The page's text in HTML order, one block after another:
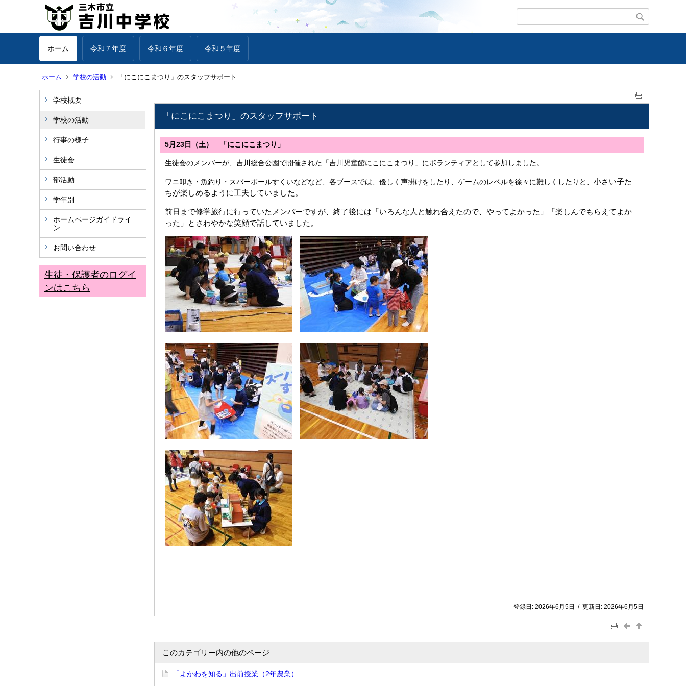
ホーム 令和７年度 令和６年度 令和５年度
ホーム 学校の活動 「にこにこまつり」のスタッフサポート
学校概要
学校の活動
行事の様子
生徒会
部活動
学年別
ホームページガイドライ
ン
お問い合わせ
生徒・保護者のログイ
ンはこちら
「にこにこまつり」のスタッフサポート
5月23日（土） 「にこにこまつり」
生徒会のメンバーが、吉川総合公園で開催された「吉川児童館にこにこまつり」にボランティアとして参加しました。
ワニ叩き・魚釣り・スパーボールすくいなどなど、各ブースでは、優しく声掛けをしたり、ゲームのレベルを徐々に難しくしたりと、 小さい子た
ちが楽しめるように工夫していました。
前日まで修学旅行に行っていたメンバーですが、終了後には「いろんな人と触れ合えたので、やってよかった」「楽しんでもらえてよか
った」とさわやかな笑顔で話していました。
登録日: 2026年6月5日 / 更新日: 2026年6月5日
このカテゴリー内の他のページ
「よかわを知る」出前授業（2年農業）